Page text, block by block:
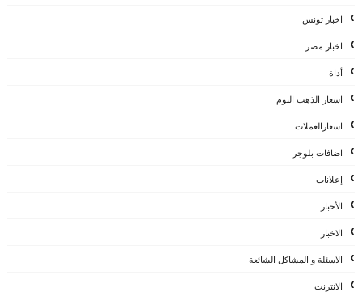
اخبار تونس
اخبار مصر
أداة
اسعار الذهب اليوم
اسعارالعملات
اضافات بلوجر
إعلانات
الأخبار
الاخبار
الاسئلة و المشاكل الشائعة
الانترنت